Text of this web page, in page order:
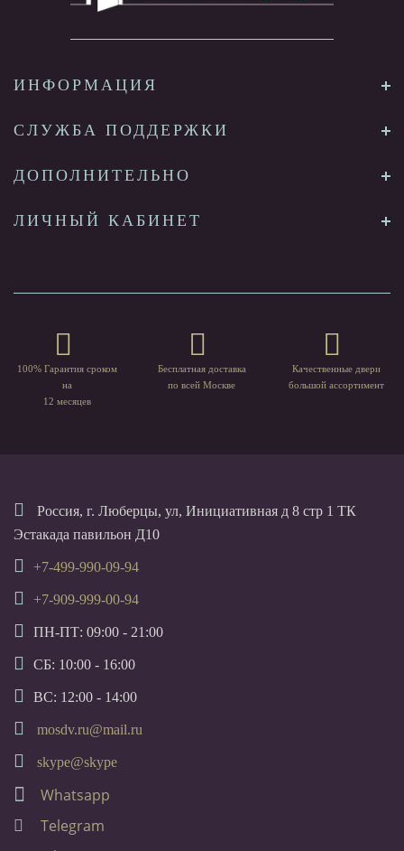
ИНФОРМАЦИЯ
СЛУЖБА ПОДДЕРЖКИ
ДОПОЛНИТЕЛЬНО
ЛИЧНЫЙ КАБИНЕТ
100% Гарантия сроком
на
12 месяцев
Бесплатная доставка
по всей Москве
Качественные двери
большой ассортимент
Россия, г. Люберцы, ул, Инициативная д 8 стр 1 ТК
Эстакада павильон Д10
+7-499-990-09-94
+7-909-999-00-94
ПН-ПТ: 09:00 - 21:00
СБ: 10:00 - 16:00
ВС: 12:00 - 14:00
mosdv.ru@mail.ru
skype@skype
Whatsapp
Telegram